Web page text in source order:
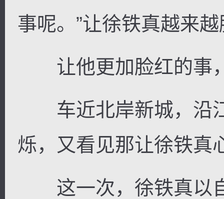
事呢。”让徐铁真越来
让他更加脸红的事
车近北岸新城，沿
烁，又看见那让徐铁真
这一次，徐铁真以